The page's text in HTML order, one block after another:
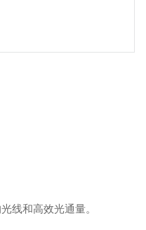
线和高效光通量。